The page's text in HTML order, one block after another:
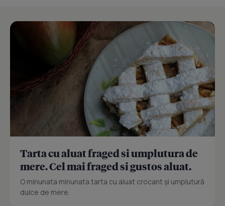
Tarta cu aluat fraged si umplutura de
mere. Cel mai fraged si gustos aluat.
O minunata minunata tarta cu aluat crocant și umplutură
dulce de mere.